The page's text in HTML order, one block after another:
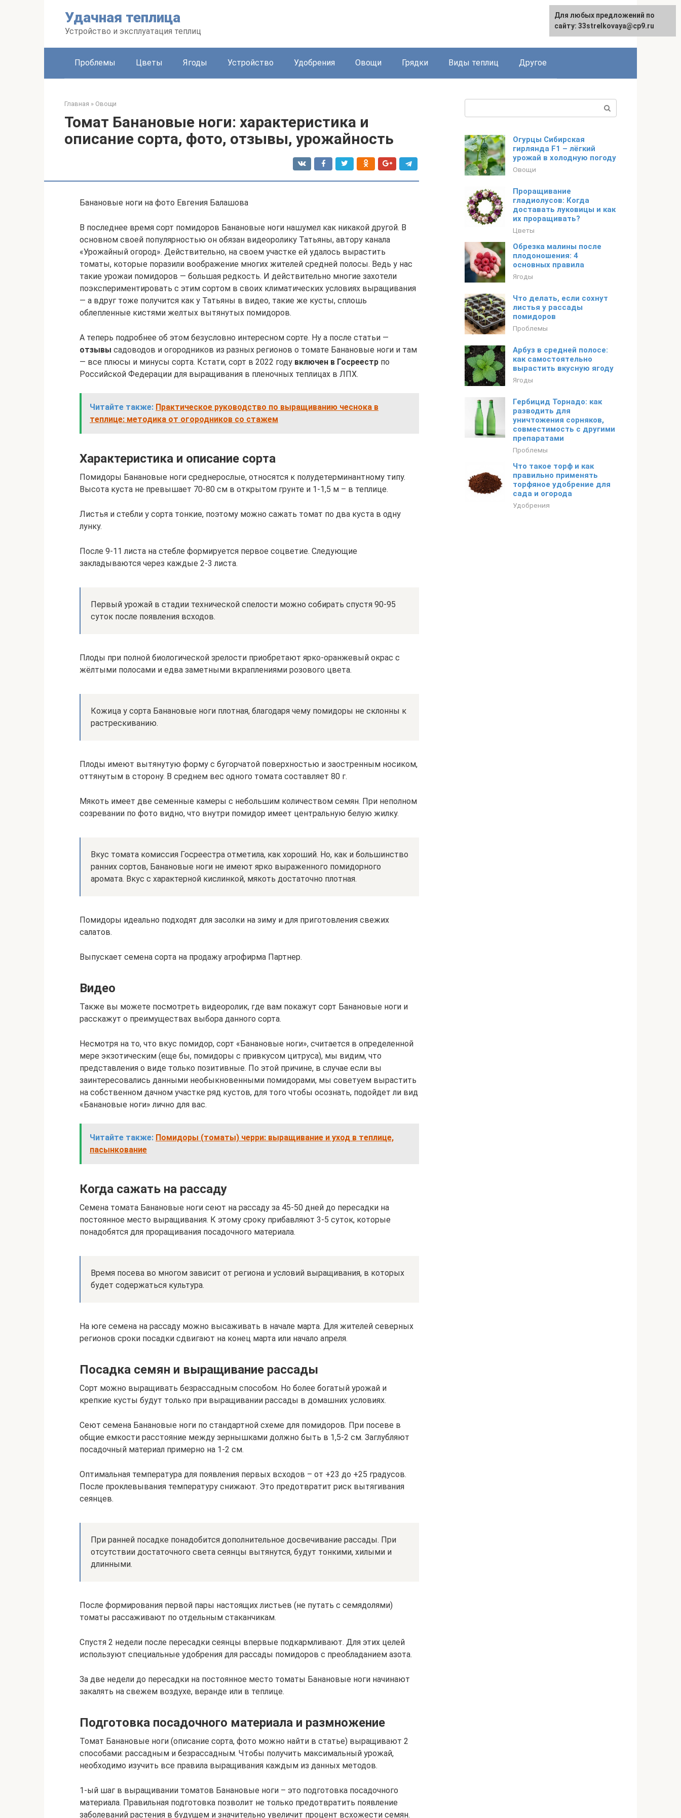
Удачная теплица
Устройство и эксплуатация теплиц
Проблемы Цветы Ягоды Устройство Удобрения Овощи Грядки Виды теплиц Другое
Главная » Овощи
Томат Банановые ноги: характеристика и
описание сорта, фото, отзывы, урожайность
Банановые ноги на фото Евгения Балашова
В последнее время сорт помидоров Банановые ноги нашумел как никакой другой. В
основном своей популярностью он обязан видеоролику Татьяны, автору канала
«Урожайный огород». Действительно, на своем участке ей удалось вырастить
томаты, которые поразили воображение многих жителей средней полосы. Ведь у нас
такие урожаи помидоров — большая редкость. И действительно многие захотели
поэкспериментировать с этим сортом в своих климатических условиях выращивания
— а вдруг тоже получится как у Татьяны в видео, такие же кусты, сплошь
облепленные кистями желтых вытянутых помидоров.
А теперь подробнее об этом безусловно интересном сорте. Ну а после статьи —
отзывы садоводов и огородников из разных регионов о томате Банановые ноги и там
— все плюсы и минусы сорта. Кстати, сорт в 2022 году включен в Госреестр по
Российской Федерации для выращивания в пленочных теплицах в ЛПХ.
Читайте также: Практическое руководство по выращиванию чеснока в
теплице: методика от огородников со стажем
Характеристика и описание сорта
Помидоры Банановые ноги среднерослые, относятся к полудетерминантному типу.
Высота куста не превышает 70-80 см в открытом грунте и 1-1,5 м – в теплице.
Листья и стебли у сорта тонкие, поэтому можно сажать томат по два куста в одну
лунку.
После 9-11 листа на стебле формируется первое соцветие. Следующие
закладываются через каждые 2-3 листа.
Первый урожай в стадии технической спелости можно собирать спустя 90-95
суток после появления всходов.
Плоды при полной биологической зрелости приобретают ярко-оранжевый окрас с
жёлтыми полосами и едва заметными вкраплениями розового цвета.
Кожица у сорта Банановые ноги плотная, благодаря чему помидоры не склонны к
растрескиванию.
Плоды имеют вытянутую форму с бугорчатой поверхностью и заостренным носиком,
оттянутым в сторону. В среднем вес одного томата составляет 80 г.
Мякоть имеет две семенные камеры с небольшим количеством семян. При неполном
созревании по фото видно, что внутри помидор имеет центральную белую жилку.
Вкус томата комиссия Госреестра отметила, как хороший. Но, как и большинство
ранних сортов, Банановые ноги не имеют ярко выраженного помидорного
аромата. Вкус с характерной кислинкой, мякоть достаточно плотная.
Помидоры идеально подходят для засолки на зиму и для приготовления свежих
салатов.
Выпускает семена сорта на продажу агрофирма Партнер.
Видео
Также вы можете посмотреть видеоролик, где вам покажут сорт Банановые ноги и
расскажут о преимуществах выбора данного сорта.
Несмотря на то, что вкус помидор, сорт «Банановые ноги», считается в определенной
мере экзотическим (еще бы, помидоры с привкусом цитруса), мы видим, что
представления о виде только позитивные. По этой причине, в случае если вы
заинтересовались данными необыкновенными помидорами, мы советуем вырастить
на собственном дачном участке ряд кустов, для того чтобы осознать, подойдет ли вид
«Банановые ноги» лично для вас.
Читайте также: Помидоры (томаты) черри: выращивание и уход в теплице,
пасынкование
Когда сажать на рассаду
Семена томата Банановые ноги сеют на рассаду за 45-50 дней до пересадки на
постоянное место выращивания. К этому сроку прибавляют 3-5 суток, которые
понадобятся для проращивания посадочного материала.
Время посева во многом зависит от региона и условий выращивания, в которых
будет содержаться культура.
На юге семена на рассаду можно высаживать в начале марта. Для жителей северных
регионов сроки посадки сдвигают на конец марта или начало апреля.
Посадка семян и выращивание рассады
Сорт можно выращивать безрассадным способом. Но более богатый урожай и
крепкие кусты будут только при выращивании рассады в домашних условиях.
Сеют семена Банановые ноги по стандартной схеме для помидоров. При посеве в
общие емкости расстояние между зернышками должно быть в 1,5-2 см. Заглубляют
посадочный материал примерно на 1-2 см.
Оптимальная температура для появления первых всходов – от +23 до +25 градусов.
После проклевывания температуру снижают. Это предотвратит риск вытягивания
сеянцев.
При ранней посадке понадобится дополнительное досвечивание рассады. При
отсутствии достаточного света сеянцы вытянутся, будут тонкими, хилыми и
длинными.
После формирования первой пары настоящих листьев (не путать с семядолями)
томаты рассаживают по отдельным стаканчикам.
Спустя 2 недели после пересадки сеянцы впервые подкармливают. Для этих целей
используют специальные удобрения для рассады помидоров с преобладанием азота.
За две недели до пересадки на постоянное место томаты Банановые ноги начинают
закалять на свежем воздухе, веранде или в теплице.
Подготовка посадочного материала и размножение
Томат Банановые ноги (описание сорта, фото можно найти в статье) выращивают 2
способами: рассадным и безрассадным. Чтобы получить максимальный урожай,
необходимо изучить все правила выращивания каждым из данных методов.
1-ый шаг в выращивании томатов Банановые ноги – это подготовка посадочного
материала. Правильная подготовка позволит не только предотвратить появление
заболеваний растения в будущем и значительно увеличит процент всхожести семян.
Огурцы Сибирская
гирлянда F1 – лёгкий
урожай в холодную погоду
Овощи
Проращивание
гладиолусов: Когда
доставать луковицы и как
их проращивать?
Цветы
Обрезка малины после
плодоношения: 4
основных правила
Ягоды
Что делать, если сохнут
листья у рассады
помидоров
Проблемы
Арбуз в средней полосе:
как самостоятельно
вырастить вкусную ягоду
Ягоды
Гербицид Торнадо: как
разводить для
уничтожения сорняков,
совместимость с другими
препаратами
Проблемы
Что такое торф и как
правильно применять
торфяное удобрение для
сада и огорода
Удобрения
Для любых предложений по
сайту: 33strelkovaya@cp9.ru